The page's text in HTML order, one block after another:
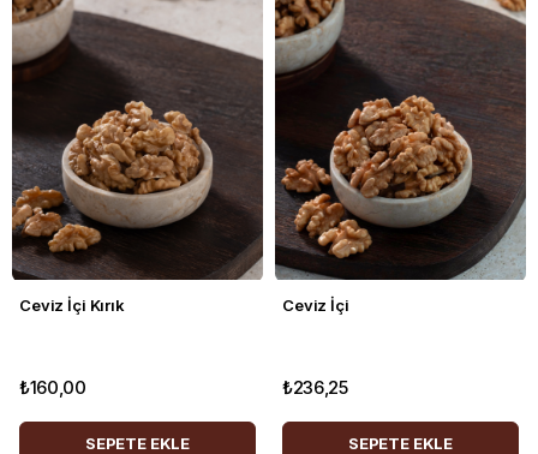
Ceviz İçi Kırık
₺160,00
SEPETE EKLE
Ceviz İçi
₺236,25
SEPETE EKLE